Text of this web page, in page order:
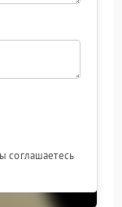
соглашаетесь